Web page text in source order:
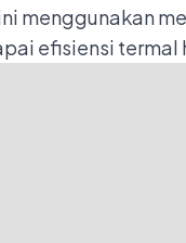
menggunakan
efisiensi